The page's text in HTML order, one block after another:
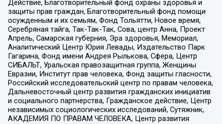
Действие, Благотворительный фонд охраны здоровья и
защиты прав граждан, Благотворительный фонд помощи
осужденным и их семьям, Фонд Тольятти, Новое время,
Серебряная тайга, Так-Так-Так, Сова, центр Анна, Проект
Апрель, Самарская губерния, Эра здоровья, Мемориал,
Аналитический Центр Юрия Левады, Издательство Парк
Гагарина, Фонд имени Андрея Рылькова, Сфера, Центр
СИБАЛЬТ, Уральская правозащитная группа, Женщины
Евразии, Институт прав человека, Фонд защиты гласности,
Российский исследовательский центр по правам человека,
Дальневосточный центр развития гражданских инициатив
и социального партнерства, Гражданское действие, Центр
независимых социологических исследований, Сутяжник,
АКАДЕМИЯ ПО ПРАВАМ ЧЕЛОВЕКА, Центр развития